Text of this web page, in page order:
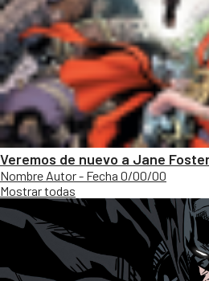
Veremos de nuevo a Jane
Nombre Autor - Fecha 0/00/00
Mostrar todas